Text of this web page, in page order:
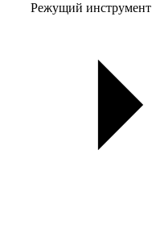
Режущий инструмент